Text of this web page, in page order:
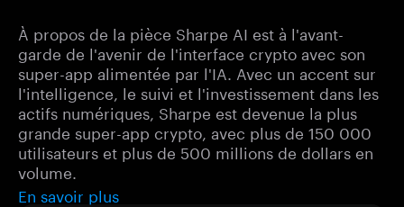
À propos de la pièce Sharpe AI est à l'avant-
garde de l'avenir de l'interface crypto avec son
super-app alimentée par l'IA. Avec un accent sur
l'intelligence, le suivi et l'investissement dans les
actifs numériques, Sharpe est devenue la plus
grande super-app crypto, avec plus de 150 000
utilisateurs et plus de 500 millions de dollars en
volume.
En savoir plus